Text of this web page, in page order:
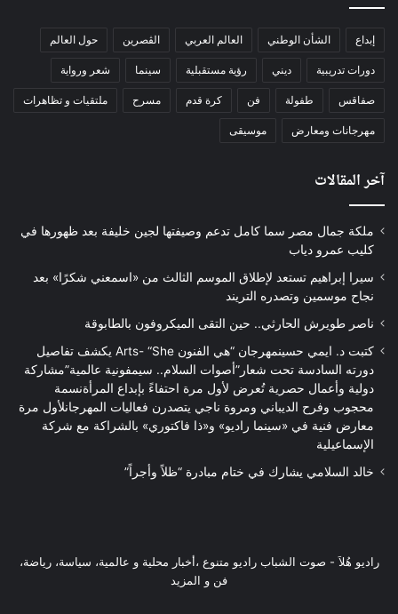
إبداع الشأن الوطني العالم العربي الڨصرين حول العالم
دورات تدريبية ديني رؤية مستقبلية سينما شعر ورواية
صفاقس طفولة فن كرة قدم مسرح ملتقيات و تظاهرات
مهرجانات ومعارض موسيقى
آخر المقالات
ملكة جمال مصر سما كامل تدعم وصيفتها لجين خليفة بعد ظهورها في
كليب عمرو دياب
سيرا إبراهيم تستعد لإطلاق الموسم الثالث من «اسمعني شكرًا» بعد
نجاح موسمين وتصدره التريند
ناصر طويرش الحارثي.. حين التقى الميكروفون بالطابوقة
كتبت د. ايمي حسينمهرجان “هي الفنون Arts- “She يكشف تفاصيل
دورته السادسة تحت شعار”أصوات السلام.. سيمفونية عالمية”مشاركة
دولية وأعمال حصرية تُعرض لأول مرة احتفاءً بإبداع المرأةنسمة
محجوب وفرح الديباني ومروة ناجي يتصدرن فعاليات المهرجانلأول مرة
معارض فنية في «سينما راديو» و«ذا فاكتوري» بالشراكة مع شركة
الإسماعيلية
خالد السلامي يشارك في ختام مبادرة “ظلاً وأجراً”
راديو هُلاَ‎ - صوت الشباب راديو متنوع ،أخبار محلية و عالمية، سياسة، رياضة،
فن و المزيد